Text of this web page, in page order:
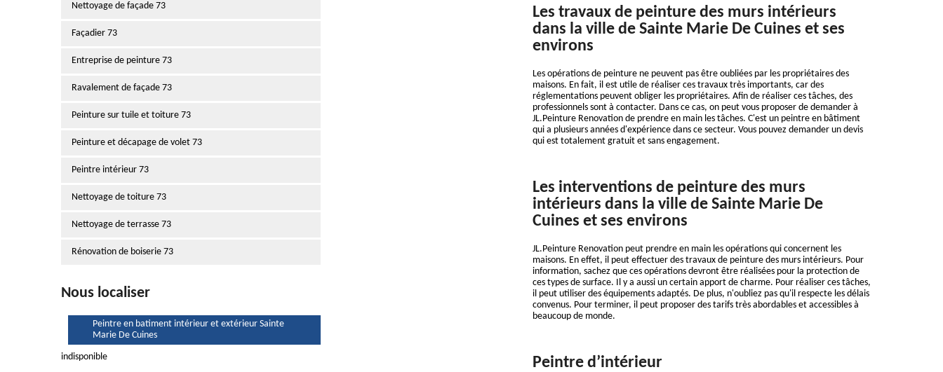
Nettoyage de façade 73
Façadier 73
Entreprise de peinture 73
Ravalement de façade 73
Peinture sur tuile et toiture 73
Peinture et décapage de volet 73
Peintre intérieur 73
Nettoyage de toiture 73
Nettoyage de terrasse 73
Rénovation de boiserie 73
Nous localiser
Peintre en batiment intérieur et extérieur Sainte
Marie De Cuines
indisponible
Les travaux de peinture des murs intérieurs
dans la ville de Sainte Marie De Cuines et ses
environs
Les opérations de peinture ne peuvent pas être oubliées par les propriétaires des
maisons. En fait, il est utile de réaliser ces travaux très importants, car des
réglementations peuvent obliger les propriétaires. Afin de réaliser ces tâches, des
professionnels sont à contacter. Dans ce cas, on peut vous proposer de demander à
JL.Peinture Renovation de prendre en main les tâches. C'est un peintre en bâtiment
qui a plusieurs années d'expérience dans ce secteur. Vous pouvez demander un devis
qui est totalement gratuit et sans engagement.
Les interventions de peinture des murs
intérieurs dans la ville de Sainte Marie De
Cuines et ses environs
JL.Peinture Renovation peut prendre en main les opérations qui concernent les
maisons. En effet, il peut effectuer des travaux de peinture des murs intérieurs. Pour
information, sachez que ces opérations devront être réalisées pour la protection de
ces types de surface. Il y a aussi un certain apport de charme. Pour réaliser ces tâches,
il peut utiliser des équipements adaptés. De plus, n'oubliez pas qu'il respecte les délais
convenus. Pour terminer, il peut proposer des tarifs très abordables et accessibles à
beaucoup de monde.
Peintre d’intérieur